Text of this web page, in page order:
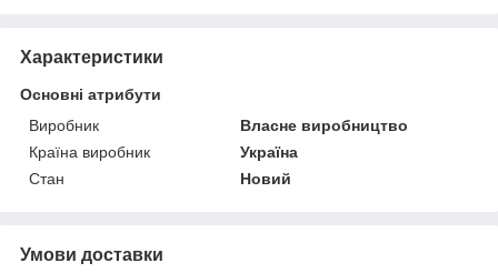
Характеристики
Основні атрибути
Виробник
Власне виробництво
Країна виробник
Україна
Стан
Новий
Умови доставки